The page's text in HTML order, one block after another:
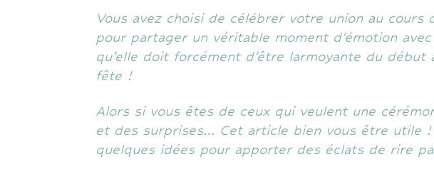
Vous avez choisi de célébrer votre union au
pour partager un véritable moment d’émotion
qu’elle doit forcément d’être larmoyante du
fête !
Alors si vous êtes de ceux qui veulent une
et des surprises… Cet article bien vous être utile
quelques idées pour apporter des éclats de rire